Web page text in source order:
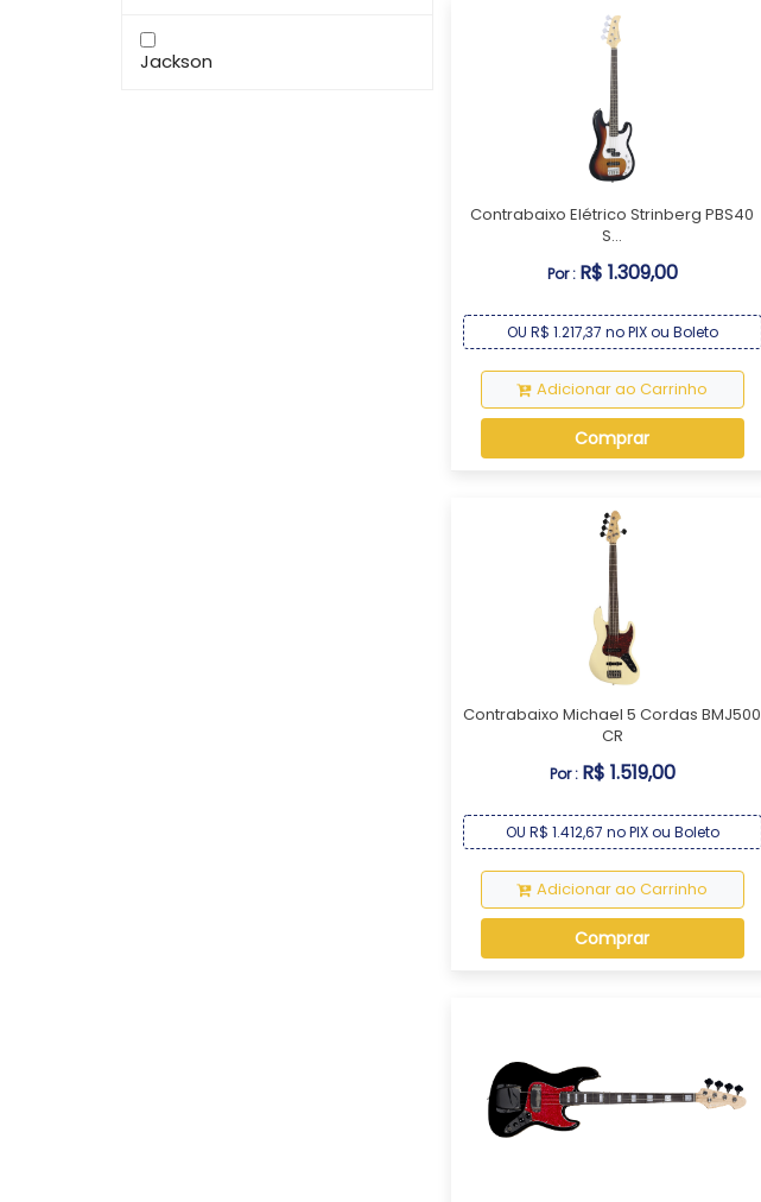
Jackson
Contrabaixo Elétrico Strinberg PBS40
S...
Por : R$ 1.309,00
OU R$ 1.217,37 no PIX ou Boleto
Adicionar ao Carrinho
Comprar
Contrabaixo Michael 5 Cordas BMJ500
CR
Por : R$ 1.519,00
OU R$ 1.412,67 no PIX ou Boleto
Adicionar ao Carrinho
Comprar